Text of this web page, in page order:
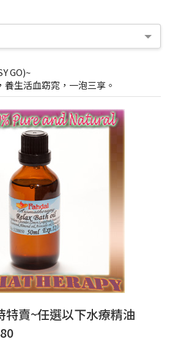
GO)~
生活血窈窕，一泡三享。
特賣~任選以下水療精油